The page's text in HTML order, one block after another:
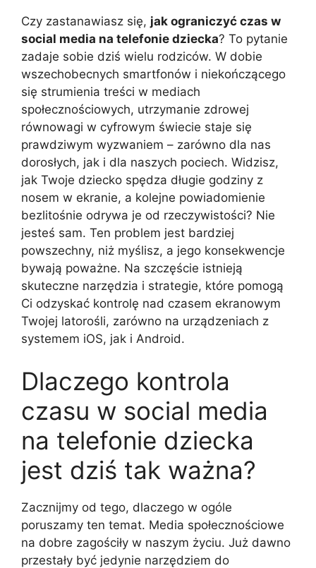
Czy zastanawiasz się, jak ograniczyć czas w
social media na telefonie dziecka? To pytanie
zadaje sobie dziś wielu rodziców. W dobie
wszechobecnych smartfonów i niekończącego
się strumienia treści w mediach
społecznościowych, utrzymanie zdrowej
równowagi w cyfrowym świecie staje się
prawdziwym wyzwaniem – zarówno dla nas
dorosłych, jak i dla naszych pociech. Widzisz,
jak Twoje dziecko spędza długie godziny z
nosem w ekranie, a kolejne powiadomienie
bezlitośnie odrywa je od rzeczywistości? Nie
jesteś sam. Ten problem jest bardziej
powszechny, niż myślisz, a jego konsekwencje
bywają poważne. Na szczęście istnieją
skuteczne narzędzia i strategie, które pomogą
Ci odzyskać kontrolę nad czasem ekranowym
Twojej latorośli, zarówno na urządzeniach z
systemem iOS, jak i Android.
Dlaczego kontrola
czasu w social media
na telefonie dziecka
jest dziś tak ważna?
Zacznijmy od tego, dlaczego w ogóle
poruszamy ten temat. Media społecznościowe
na dobre zagościły w naszym życiu. Już dawno
przestały być jedynie narzędziem do